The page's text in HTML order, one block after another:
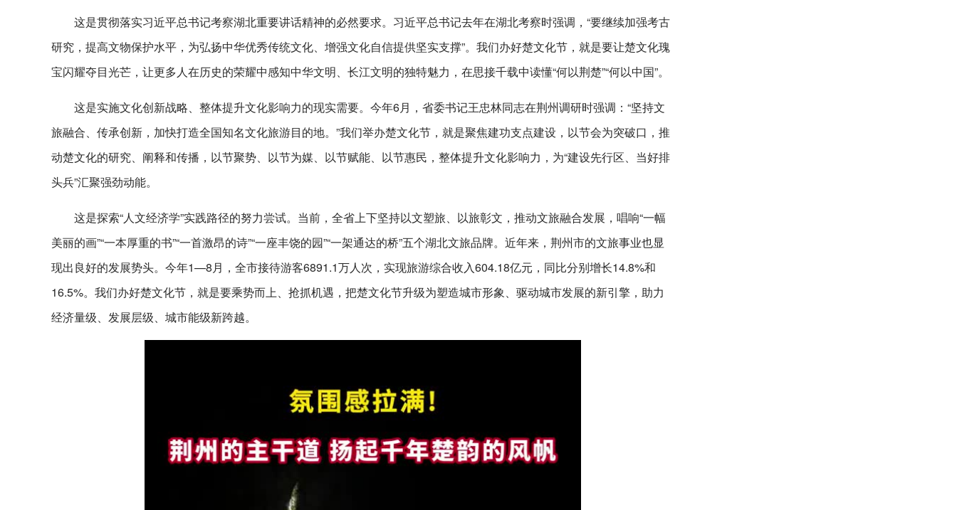
这是贯彻落实习近平总书记考察湖北重要讲话精神的必然要求。习近平总书记去年在湖北考察时强调，“要继续加强考古
研究，提高文物保护水平，为弘扬中华优秀传统文化、增强文化自信提供坚实支撑”。我们办好楚文化节，就是要让楚文化瑰
宝闪耀夺目光芒，让更多人在历史的荣耀中感知中华文明、长江文明的独特魅力，在思接千载中读懂“何以荆楚”“何以中国”。
这是实施文化创新战略、整体提升文化影响力的现实需要。今年6月，省委书记王忠林同志在荆州调研时强调：“坚持文
旅融合、传承创新，加快打造全国知名文化旅游目的地。”我们举办楚文化节，就是聚焦建功支点建设，以节会为突破口，推
动楚文化的研究、阐释和传播，以节聚势、以节为媒、以节赋能、以节惠民，整体提升文化影响力，为“建设先行区、当好排
头兵”汇聚强劲动能。
这是探索“人文经济学”实践路径的努力尝试。当前，全省上下坚持以文塑旅、以旅彰文，推动文旅融合发展，唱响“一幅
美丽的画”“一本厚重的书”“一首激昂的诗”“一座丰饶的园”“一架通达的桥”五个湖北文旅品牌。近年来，荆州市的文旅事业也显
现出良好的发展势头。今年1—8月，全市接待游客6891.1万人次，实现旅游综合收入604.18亿元，同比分别增长14.8%和
16.5%。我们办好楚文化节，就是要乘势而上、抢抓机遇，把楚文化节升级为塑造城市形象、驱动城市发展的新引擎，助力
经济量级、发展层级、城市能级新跨越。